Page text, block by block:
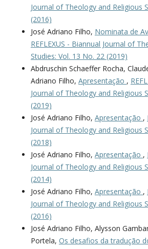
Journal of Theology and Religious
(2016)
José Adriano Filho, Nominata de
REFLEXUS - Biannual Journal of
Studies: Vol. 13 No. 22 (2019)
Abdruschin Schaeffer Rocha,
Adriano Filho, Apresentação ,
Journal of Theology and Religious
(2019)
José Adriano Filho, Apresentação ,
Journal of Theology and Religious
(2018)
José Adriano Filho, Apresentação ,
Journal of Theology and Religious
(2014)
José Adriano Filho, Apresentação ,
Journal of Theology and Religious
(2016)
José Adriano Filho, Alysson
Portela, Os desafios da tradução